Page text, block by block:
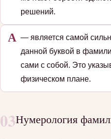
решений.
А — является самой
данной буквой в
сами с собой. Это
физическом плане.
03Нумерология